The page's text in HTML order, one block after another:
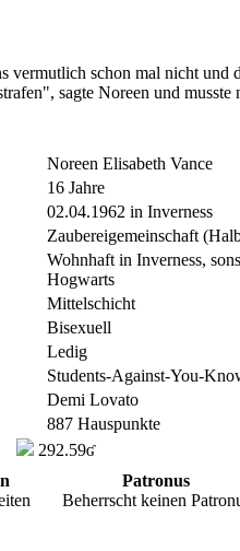
schon mal nicht
sagte Noreen und
Noreen Elisabeth Vance
16 Jahre
02.04.1962 in Inverness
Zaubereigemeinschaft
Wohnhaft in Inverness,
Hogwarts
Mittelschicht
Bisexuell
Ledig
Students-Against-You-
Demi Lovato
887 Hauspunkte
292.59ʛ
Patronus
Beherrscht keinen